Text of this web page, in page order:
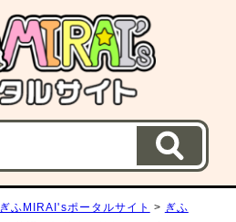
ぎふMIRAI'sポータルサイト > ぎふ